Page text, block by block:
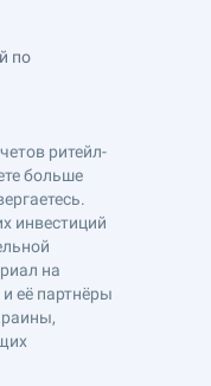
по
ритейл-
больше
инвестиций
на
её партнёры